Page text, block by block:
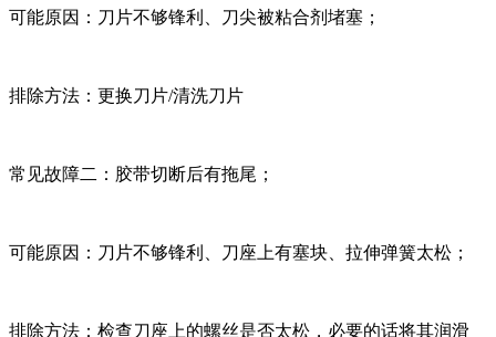
可能原因：刀片不够锋利、刀尖被粘合剂堵塞；
排除方法：更换刀片/清洗刀片
常见故障二：胶带切断后有拖尾；
可能原因：刀片不够锋利、刀座上有塞块、拉伸弹簧太松；
排除方法：检查刀座上的螺丝是否太松，必要的话将其润滑